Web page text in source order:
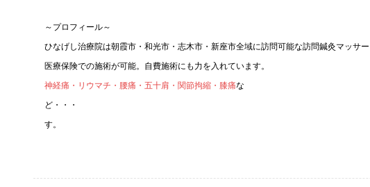
～プロフィール～
ひなげし治療院は朝霞市・和光市・志木市・新座市全域に訪問可能な訪問鍼灸マッサー
医療保険での施術が可能。自費施術にも力を入れています。
神経痛・リウマチ・腰痛・五十肩・関節拘縮・膝痛な
ど・・・ さまざまなお悩み
す。